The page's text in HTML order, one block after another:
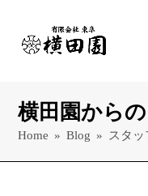
横田園から
Home » Blog » スタ